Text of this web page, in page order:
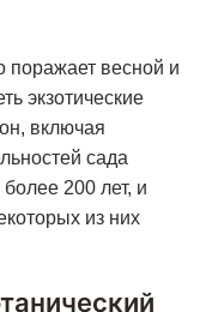
поражает весной и
экзотические
включая
сада
200 лет, и
из них